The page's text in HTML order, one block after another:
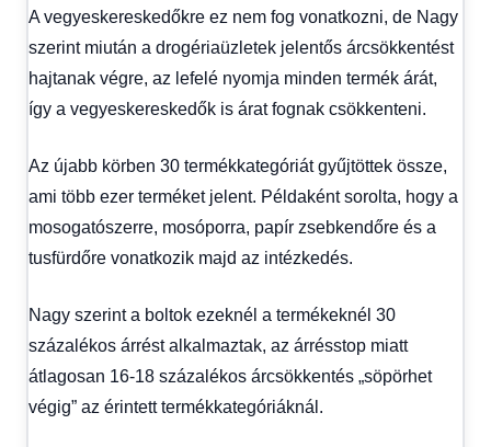
A vegyeskereskedőkre ez nem fog vonatkozni, de Nagy
szerint miután a drogériaüzletek jelentős árcsökkentést
hajtanak végre, az lefelé nyomja minden termék árát,
így a vegyeskereskedők is árat fognak csökkenteni.
Az újabb körben 30 termékkategóriát gyűjtöttek össze,
ami több ezer terméket jelent. Példaként sorolta, hogy a
mosogatószerre, mosóporra, papír zsebkendőre és a
tusfürdőre vonatkozik majd az intézkedés.
Nagy szerint a boltok ezeknél a termékeknél 30
százalékos árrést alkalmaztak, az árrésstop miatt
átlagosan 16-18 százalékos árcsökkentés „söpörhet
végig” az érintett termékkategóriáknál.